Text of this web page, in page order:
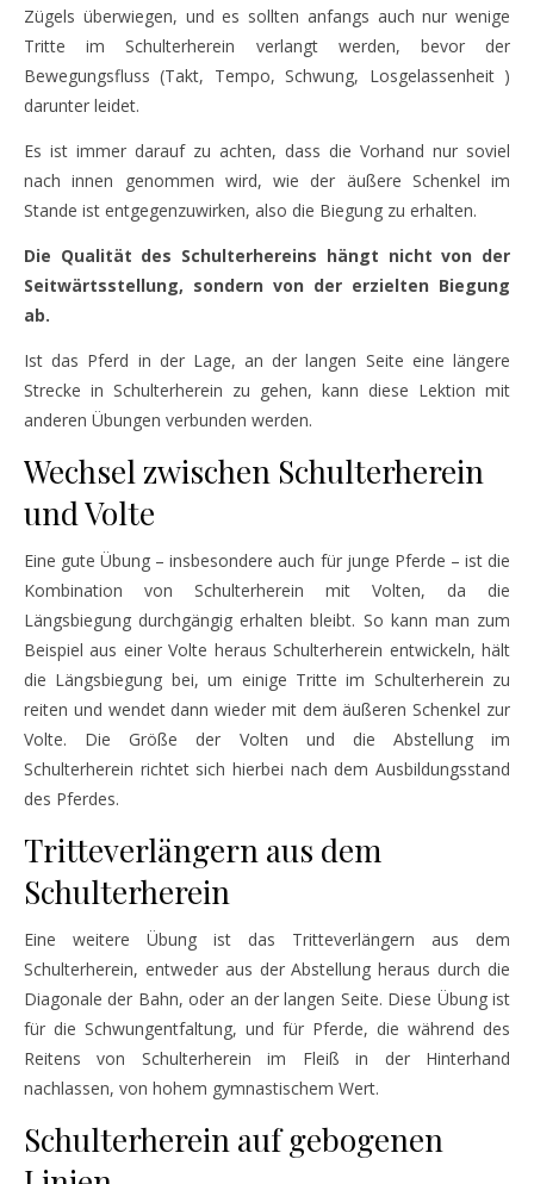
Zügels überwiegen, und es sollten anfangs auch nur wenige
Tritte im Schulterherein verlangt werden, bevor der
Bewegungsfluss (Takt, Tempo, Schwung, Losgelassenheit )
darunter leidet.
Es ist immer darauf zu achten, dass die Vorhand nur soviel
nach innen genommen wird, wie der äußere Schenkel im
Stande ist entgegenzuwirken, also die Biegung zu erhalten.
Die Qualität des Schulterhereins hängt nicht von der
Seitwärtsstellung, sondern von der erzielten Biegung
ab.
Ist das Pferd in der Lage, an der langen Seite eine längere
Strecke in Schulterherein zu gehen, kann diese Lektion mit
anderen Übungen verbunden werden.
Wechsel zwischen Schulterherein
und Volte
Eine gute Übung – insbesondere auch für junge Pferde – ist die
Kombination von Schulterherein mit Volten, da die
Längsbiegung durchgängig erhalten bleibt. So kann man zum
Beispiel aus einer Volte heraus Schulterherein entwickeln, hält
die Längsbiegung bei, um einige Tritte im Schulterherein zu
reiten und wendet dann wieder mit dem äußeren Schenkel zur
Volte. Die Größe der Volten und die Abstellung im
Schulterherein richtet sich hierbei nach dem Ausbildungsstand
des Pferdes.
Tritteverlängern aus dem
Schulterherein
Eine weitere Übung ist das Tritteverlängern aus dem
Schulterherein, entweder aus der Abstellung heraus durch die
Diagonale der Bahn, oder an der langen Seite. Diese Übung ist
für die Schwungentfaltung, und für Pferde, die während des
Reitens von Schulterherein im Fleiß in der Hinterhand
nachlassen, von hohem gymnastischem Wert.
Schulterherein auf gebogenen